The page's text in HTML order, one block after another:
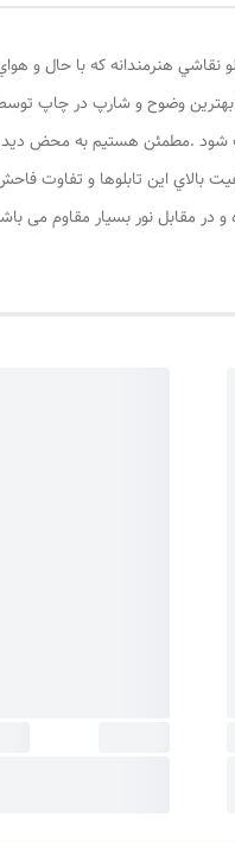
نقاشي هنرمندانه که با حال و
وضوح و شارپ در چاپ
.مطمئن هستيم به محض ديدن
بالاي اين تابلوها و تفاوت
در مقابل نور بسیار مقاوم می